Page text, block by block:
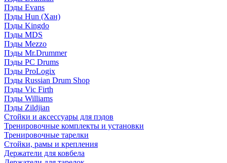
Пэды Evans
Пэды Hun (Хан)
Пэды Kingdo
Пэды MDS
Пэды Mezzo
Пэды Mr.Drummer
Пэды PC Drums
Пэды ProLogix
Пэды Russian Drum Shop
Пэды Vic Firth
Пэды Williams
Пэды Zildjian
Стойки и аксессуары для пэдов
Тренировочные комплекты и установки
Тренировочные тарелки
Стойки, рамы и крепления
Держатели для ковбела